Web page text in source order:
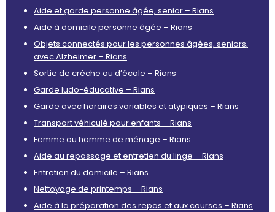
Aide et garde personne âgée, senior – Rians
Aide à domicile personne âgée – Rians
Objets connectés pour les personnes âgées, seniors,
avec Alzheimer – Rians
Sortie de crèche ou d’école – Rians
Garde ludo-éducative – Rians
Garde avec horaires variables et atypiques – Rians
Transport véhiculé pour enfants – Rians
Femme ou homme de ménage – Rians
Aide au repassage et entretien du linge – Rians
Entretien du domicile – Rians
Nettoyage de printemps – Rians
Aide à la préparation des repas et aux courses – Rians